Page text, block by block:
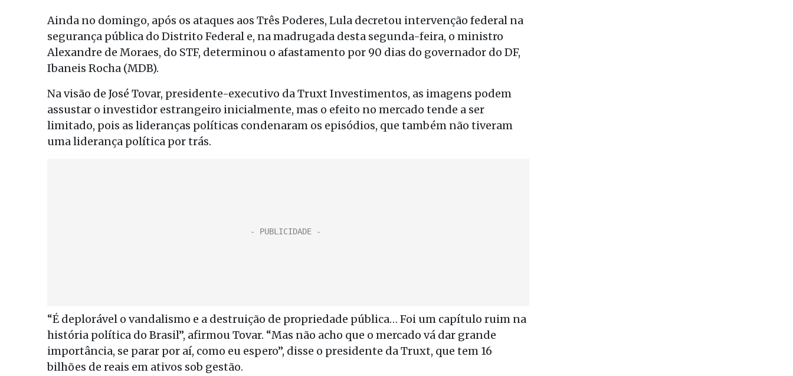
Ainda no domingo, após os ataques aos Três Poderes, Lula decretou intervenção federal na
segurança pública do Distrito Federal e, na madrugada desta segunda-feira, o ministro
Alexandre de Moraes, do STF, determinou o afastamento por 90 dias do governador do DF,
Ibaneis Rocha (MDB).
Na visão de José Tovar, presidente-executivo da Truxt Investimentos, as imagens podem
assustar o investidor estrangeiro inicialmente, mas o efeito no mercado tende a ser
limitado, pois as lideranças políticas condenaram os episódios, que também não tiveram
uma liderança política por trás.
“É deplorável o vandalismo e a destruição de propriedade pública… Foi um capítulo ruim na
história política do Brasil”, afirmou Tovar. “Mas não acho que o mercado vá dar grande
importância, se parar por aí, como eu espero”, disse o presidente da Truxt, que tem 16
bilhões de reais em ativos sob gestão.